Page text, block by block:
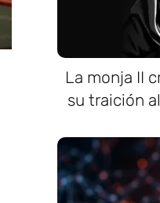
La monja II
su traición